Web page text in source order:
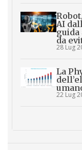
AI
da
28 Lug
La
22 Lug